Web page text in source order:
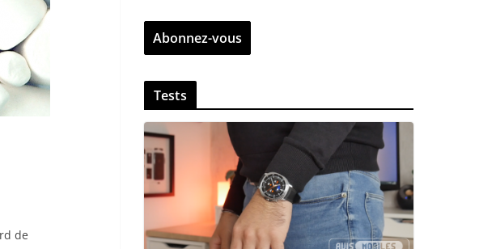
de
r
z
v
t
r
e
e
-
a
Abonnez-vous
Tests